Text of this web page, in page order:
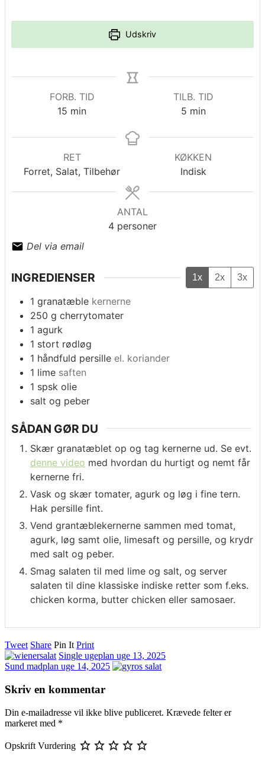
Udskriv
FORB. TID
15 minutter
min
TILB. TID
5minutter
min
RET
Forret, Salat, Tilbehør
KØKKEN
Indisk
ANTAL
4 personer
Del via email
INGREDIENSER 1x 2x 3x
1 granatæble kernerne
250 g cherrytomater
1 agurk
1 stort rødløg
1 håndfuld persille el. koriander
1 lime saften
1 spsk olie
salt og peber
SÅDAN GØR DU
Skær granatæblet op og tag kernerne ud. Se evt.
denne video med hvordan du hurtigt og nemt får
kernerne fri.
Vask og skær tomater, agurk og løg i fine tern.
Hak persille fint.
Vend grantæblekernerne sammen med tomat,
agurk, løg samt olie, limesaft og persille, og krydr
med salt og peber.
Smag salaten til med lime og salt, og server
salaten til dine klassiske indiske retter som f.eks.
chicken korma, butter chicken eller samosaer.
Tweet Share Pin It Print
Single ugeplan uge 13, 2025
Sund madplan uge 14, 2025
Skriv en kommentar
Din e-mailadresse vil ikke blive publiceret. Krævede felter er
markeret med *
Opskrift Vurdering